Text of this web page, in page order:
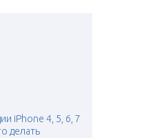
iPhone 4, 5, 6, 7
делать